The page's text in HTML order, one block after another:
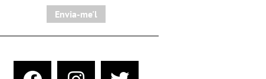
Envia-me'l